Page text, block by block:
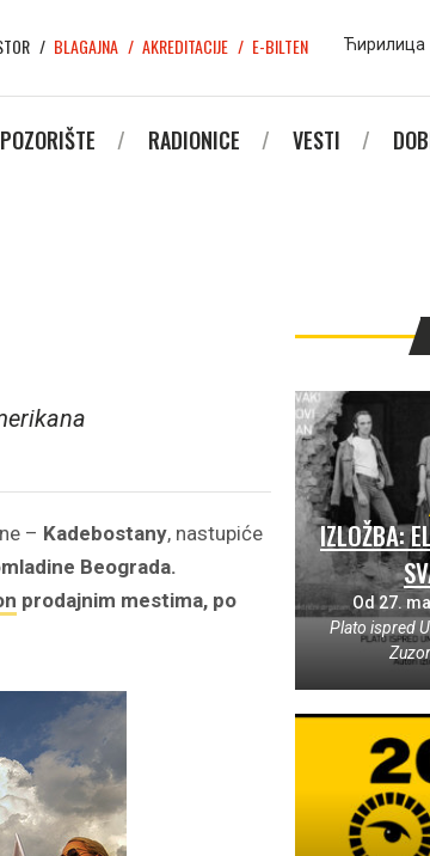
BLAGAJNA AKREDITACIJE E-BILTEN Ћирилица
POZORIŠTE RADIONICE VESTI
– Kadebostany, nastupiće
Beograda.
prodajnim mestima, po
IZLOŽBA:
Od 27.
Plato ispred